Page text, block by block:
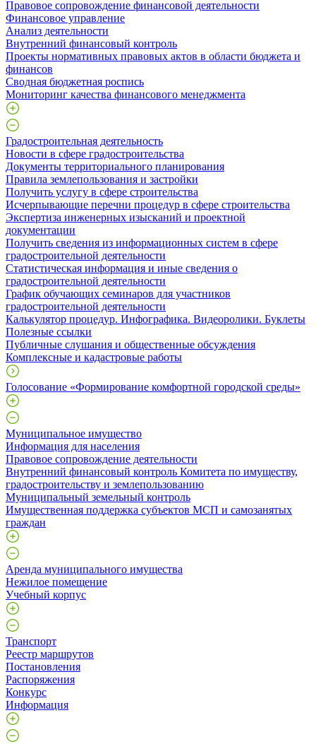
Правовое сопровождение финансовой деятельности
Финансовое управление
Анализ деятельности
Внутренний финансовый контроль
Проекты нормативных правовых актов в области бюджета и
финансов
Сводная бюджетная роспись
Мониторинг качества финансового менеджмента
Градостроительная деятельность
Новости в сфере градостроительства
Документы территориального планирования
Правила землепользования и застройки
Получить услугу в сфере строительства
Исчерпывающие перечни процедур в сфере строительства
Экспертиза инженерных изысканий и проектной
документации
Получить сведения из информационных систем в сфере
градостроительной деятельности
Статистическая информация и иные сведения о
градостроительной деятельности
График обучающих семинаров для участников
градостроительной деятельности
Калькулятор процедур. Инфографика. Видеоролики. Буклеты
Полезные ссылки
Публичные слушания и общественные обсуждения
Комплексные и кадастровые работы
Голосование «Формирование комфортной городской среды»
Муниципальное имущество
Информация для населения
Правовое сопровождение деятельности
Внутренний финансовый контроль Комитета по имуществу,
градостроительству и землепользованию
Муниципальный земельный контроль
Имущественная поддержка субъектов МСП и самозанятых
граждан
Аренда муниципального имущества
Нежилое помещение
Учебный корпус
Транспорт
Реестр маршрутов
Постановления
Распоряжения
Конкурс
Информация